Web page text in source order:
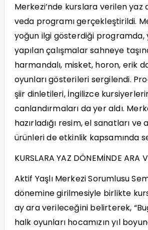
Merkezi’nde kurslara verilen yaz
veda programı gerçekleştirildi.
yoğun ilgi gösterdiği programda,
yapılan çalışmalar sahneye
harmandalı, misket, horon, erik
oyunları gösterileri sergilendi.
şiir dinletileri, İngilizce
canlandırmaları da yer aldı.
hazırladığı resim, el sanatları
ürünleri de etkinlik kapsamında
KURSLARA YAZ DÖNEMİNDE ARA
Aktif Yaşlı Merkezi Sorumlusu
dönemine girilmesiyle birlikte
ay ara verileceğini belirterek,
halk oyunları hocamızın yıl